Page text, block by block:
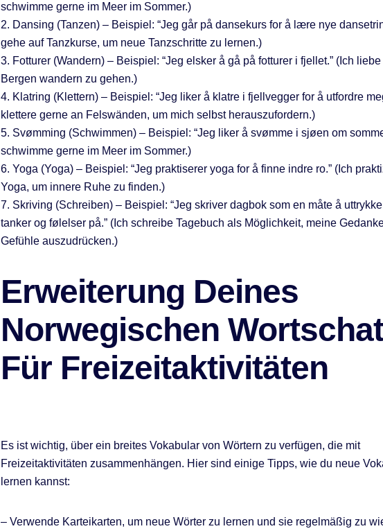
schwimme gerne im Meer im Sommer.)
2. Dansing (Tanzen) – Beispiel: “Jeg går på dansekurs for å lære nye
gehe auf Tanzkurse, um neue Tanzschritte zu lernen.)
3. Fotturer (Wandern) – Beispiel: “Jeg elsker å gå på fotturer i fjellet.” (Ich
Bergen wandern zu gehen.)
4. Klatring (Klettern) – Beispiel: “Jeg liker å klatre i fjellvegger for å utfordre
klettere gerne an Felswänden, um mich selbst herauszufordern.)
5. Svømming (Schwimmen) – Beispiel: “Jeg liker å svømme i sjøen om
schwimme gerne im Meer im Sommer.)
6. Yoga (Yoga) – Beispiel: “Jeg praktiserer yoga for å finne indre ro.” (Ich
Yoga, um innere Ruhe zu finden.)
7. Skriving (Schreiben) – Beispiel: “Jeg skriver dagbok som en måte å
tanker og følelser på.” (Ich schreibe Tagebuch als Möglichkeit, meine
Gefühle auszudrücken.)
Erweiterung Deines
Norwegischen
Für Freizeitaktivitäten
Es ist wichtig, über ein breites Vokabular von Wörtern zu verfügen, die mit
Freizeitaktivitäten zusammenhängen. Hier sind einige Tipps, wie du neue
lernen kannst:
– Verwende Karteikarten, um neue Wörter zu lernen und sie regelmäßig zu